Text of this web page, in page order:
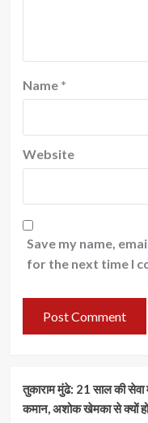
Name *
Website
Save my name,
for the next time I
तुकाराम मुंढे: 21 साल की सेवा
कमान, अशोक खेमका से क्यों